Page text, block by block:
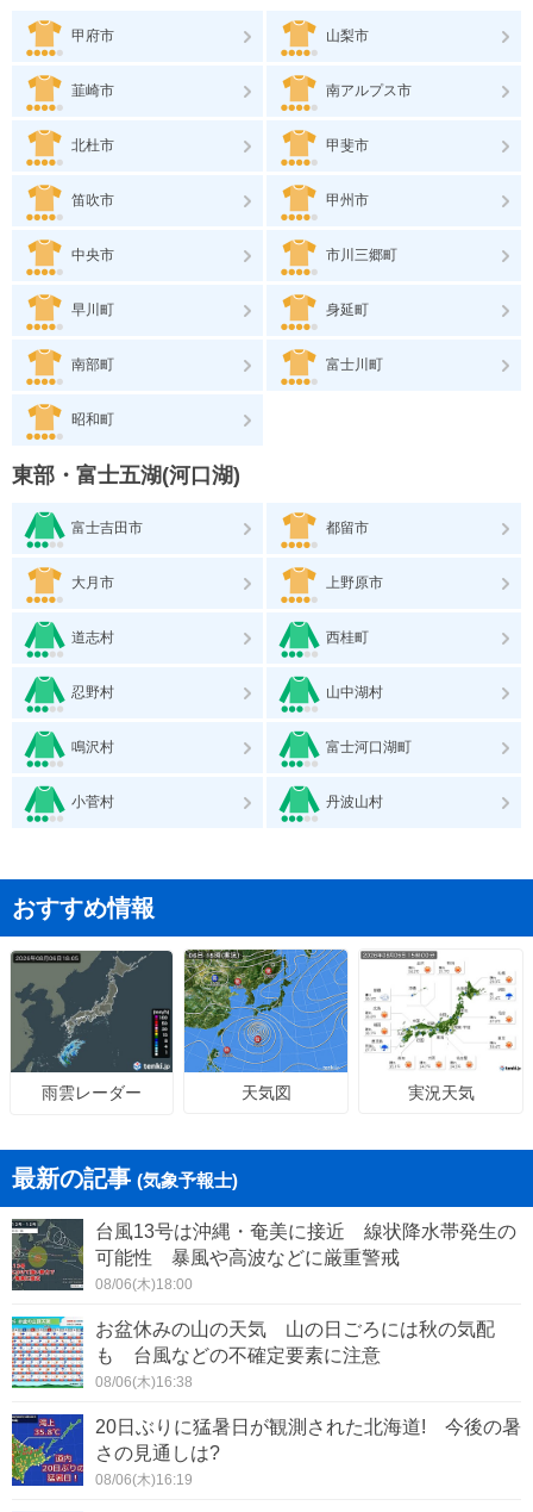
甲府市 山梨市
韮崎市 南アルプス市
北杜市 甲斐市
笛吹市 甲州市
中央市 市川三郷町
早川町 身延町
南部町 富士川町
昭和町
東部・富士五湖(河口湖)
富士吉田市 都留市
大月市 上野原市
道志村 西桂町
忍野村 山中湖村
鳴沢村 富士河口湖町
小菅村 丹波山村
おすすめ情報
雨雲レーダー 天気図 実況天気
最新の記事 (気象予報士)
台風13号は沖縄・奄美に接近 線状降水帯発生の
可能性 暴風や高波などに厳重警戒
08/06(木)18:00
お盆休みの山の天気 山の日ごろには秋の気配
も 台風などの不確定要素に注意
08/06(木)16:38
20日ぶりに猛暑日が観測された北海道! 今後の暑
さの見通しは?
08/06(木)16:19